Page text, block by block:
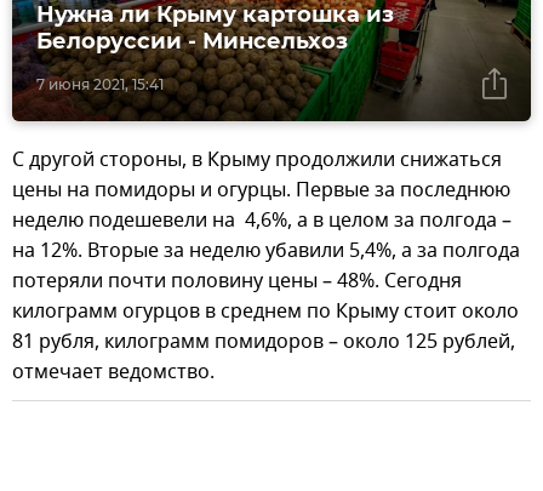
7 июня 2021, 15:41
Нужна ли Крыму картошка из
Белоруссии - Минсельхоз
С другой стороны, в Крыму продолжили снижаться
цены на помидоры и огурцы. Первые за последнюю
неделю подешевели на 4,6%, а в целом за полгода –
на 12%. Вторые за неделю убавили 5,4%, а за полгода
потеряли почти половину цены – 48%. Сегодня
килограмм огурцов в среднем по Крыму стоит около
81 рубля, килограмм помидоров – около 125 рублей,
отмечает ведомство.